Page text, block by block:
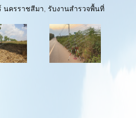
นครราชสีมา ,รับงานสำรวจพื้นที่